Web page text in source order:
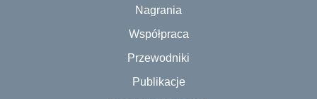
Nagrania
Współpraca
Przewodniki
Publikacje